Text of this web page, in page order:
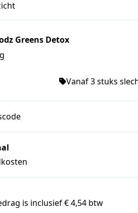
Greens Detox
Vanaf 3 stuks
is inclusief € 4,54 btw